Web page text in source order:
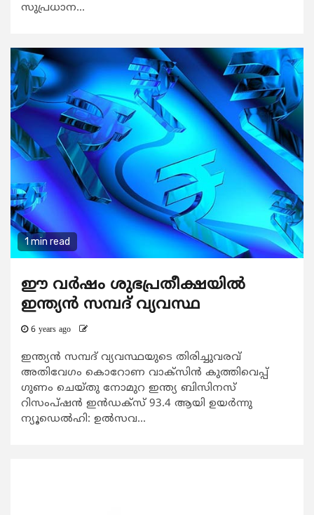
സുപ്രധാന...
1 min read
ഈ വര്‍ഷം ശുഭപ്രതീക്ഷയില്‍
ഇന്ത്യന്‍ സമ്പദ് വ്യവസ്ഥ
6 years ago
ഇന്ത്യന്‍ സമ്പദ് വ്യവസ്ഥയുടെ തിരിച്ചുവരവ്
അതിവേഗം കൊറോണ വാക്‌സിന്‍ കുത്തിവെപ്പ്
ഗുണം ചെയ്തു നോമുറ ഇന്ത്യ ബിസിനസ്
റിസംപ്ഷന്‍ ഇന്‍ഡക്‌സ് 93.4 ആയി ഉയര്‍ന്നു
ന്യൂഡെല്‍ഹി: ഉല്‍സവ...